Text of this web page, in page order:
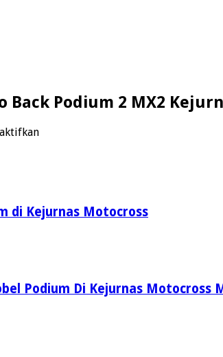
Back Podium 2 MX2
pada
Back
Podium
Wonosobo
di Kejurnas Motocross
Podium Di Kejurnas Motocross